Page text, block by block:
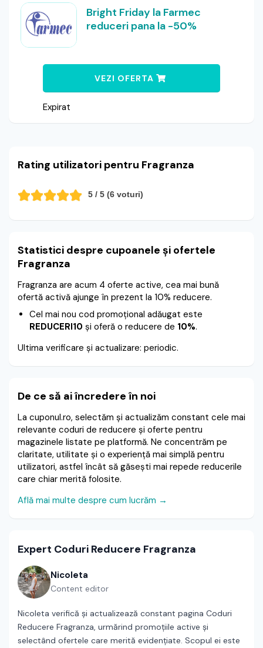
Bright Friday la Farmec
reduceri pana la -50%
VEZI OFERTA
Expirat
Rating utilizatori pentru Fragranza
5 / 5 (6 voturi)
Statistici despre cupoanele și ofertele
Fragranza
Fragranza are acum 4 oferte active, cea mai bună
ofertă activă ajunge în prezent la 10% reducere.
Cel mai nou cod promoțional adăugat este
REDUCERI10 și oferă o reducere de 10%.
Ultima verificare și actualizare: periodic.
De ce să ai încredere în noi
La cuponul.ro, selectăm și actualizăm constant cele mai
relevante coduri de reducere și oferte pentru
magazinele listate pe platformă. Ne concentrăm pe
claritate, utilitate și o experiență mai simplă pentru
utilizatori, astfel încât să găsești mai repede reducerile
care chiar merită folosite.
Află mai multe despre cum lucrăm →
Expert Coduri Reducere Fragranza
Nicoleta
Content editor
Nicoleta verifică și actualizează constant pagina Coduri
Reducere Fragranza, urmărind promoțiile active și
selectând ofertele care merită evidențiate. Scopul ei este